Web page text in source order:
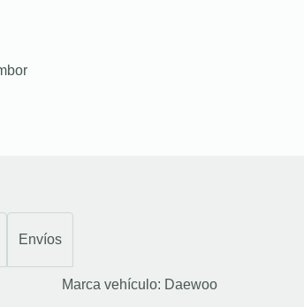
Envíos
Marca vehículo: Daewoo